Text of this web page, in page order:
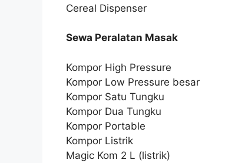
Cereal Dispenser
Sewa Peralatan Masak
Kompor High Pressure
Kompor Low Pressure besar
Kompor Satu Tungku
Kompor Dua Tungku
Kompor Portable
Kompor Listrik
Magic Kom 2 L (listrik)